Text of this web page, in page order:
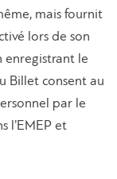
mais fournit
lors de son
enregistrant le
Billet consent au
par le
l’EMEP et